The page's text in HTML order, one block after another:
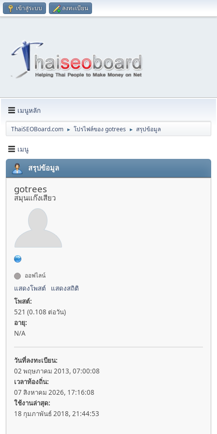
เข้าสู่ระบบ ลงทะเบียน
เมนูหลัก
ThaiSEOBoard.com ► โปรไฟล์ของ gotrees ► สรุปข้อมูล
เมนู
สรุปข้อมูล
gotrees
สมุนแก๊งเสียว
ออฟไลน์
แสดงโพสต์
แสดงสถิติ
โพสต์:
521 (0.108 ต่อวัน)
อายุ:
N/A
วันที่ลงทะเบียน:
02 พฤษภาคม 2013, 07:00:08
เวลาท้องถิ่น:
07 สิงหาคม 2026, 17:16:08
ใช้งานล่าสุด:
18 กุมภาพันธ์ 2018, 21:44:53